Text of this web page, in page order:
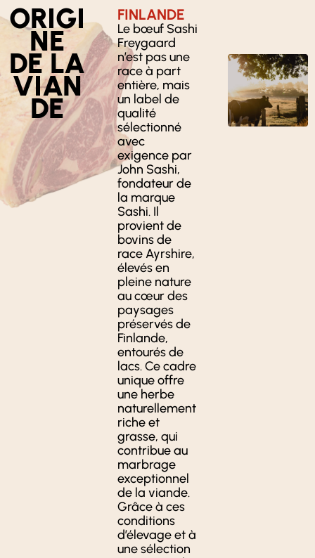
ORIGI
NE
DE LA
VIAN
DE
FINLANDE
Le bœuf Sashi
Freygaard
n’est pas une
race à part
entière, mais
un label de
qualité
sélectionné
avec
exigence par
John Sashi,
fondateur de
la marque
Sashi. Il
provient de
bovins de
race Ayrshire,
élevés en
pleine nature
au cœur des
paysages
préservés de
Finlande,
entourés de
lacs. Ce cadre
unique offre
une herbe
naturellement
riche et
grasse, qui
contribue au
marbrage
exceptionnel
de la viande.
Grâce à ces
conditions
d’élevage et à
une sélection